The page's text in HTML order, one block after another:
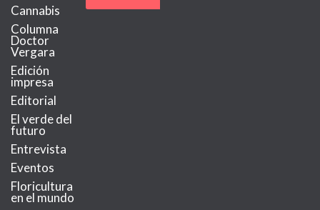
Cannabis
Columna
Doctor
Vergara
Edición
impresa
Editorial
El verde del
futuro
Entrevista
Eventos
Floricultura
en el mundo